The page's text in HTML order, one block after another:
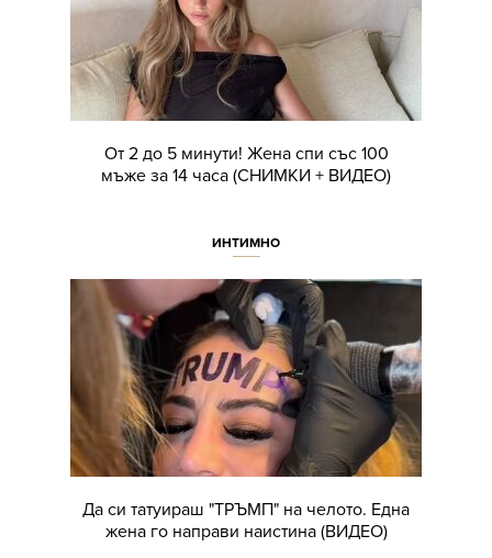
От 2 до 5 минути! Жена спи със 100
мъже за 14 часа (СНИМКИ + ВИДЕО)
ИНТИМНО
Да си татуираш "ТРЪМП" на челото. Една
жена го направи наистина (ВИДЕО)